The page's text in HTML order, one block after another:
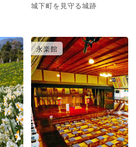
城下町を見守る城跡
永楽館